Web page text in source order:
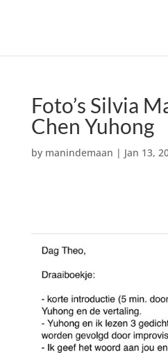
Foto’s Silvia
Chen Yuhong
by manindemaan | Jan 13,